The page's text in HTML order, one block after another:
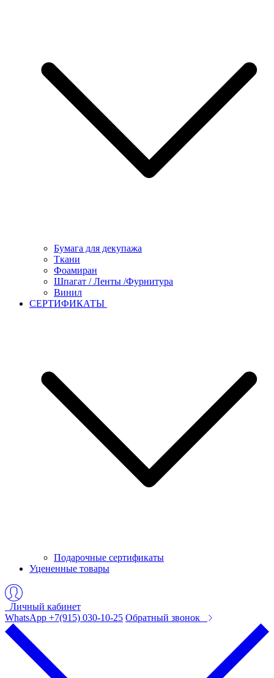
Бумага для декупажа
Ткани
Фоамиран
Шпагат / Ленты /Фурнитура
Винил
СЕРТИФИКАТЫ
Подарочные сертификаты
Уцененные товары
Личный кабинет
WhatsApp +7(915) 030-10-25 Обратный звонок